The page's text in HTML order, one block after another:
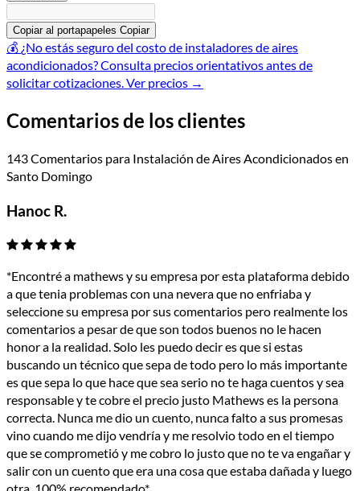
Copiar al portapapeles Copiar
💰 ¿No estás seguro del costo de instaladores de aires
acondicionados?Consulta precios orientativos antes de
solicitar cotizaciones. Ver precios →
Comentarios de los clientes
143 Comentarios para Instalación de Aires Acondicionados en
Santo Domingo
Hanoc R.
*Encontré a mathews y su empresa por esta plataforma debido
a que tenia problemas con una nevera que no enfriaba y
seleccione su empresa por sus comentarios pero realmente los
comentarios a pesar de que son todos buenos no le hacen
honor a la realidad. Solo les puedo decir es que si estas
buscando un técnico que sepa de todo pero lo más importante
es que sepa lo que hace que sea serio no te haga cuentos y sea
responsable y te cobre el precio justo Mathews es la persona
correcta. Nunca me dio un cuento, nunca falto a sus promesas
vino cuando me dijo vendría y me resolvio todo en el tiempo
que se comprometió y me cobro lo justo que no te va engañar y
salir con un cuento que era una cosa que estaba dañada y luego